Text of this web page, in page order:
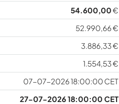
54.600,00€
52.990,66 €
3.886,33 €
1.554,53 €
07-07-2026 18:00:00 CET
27-07-2026 18:00:00 CET